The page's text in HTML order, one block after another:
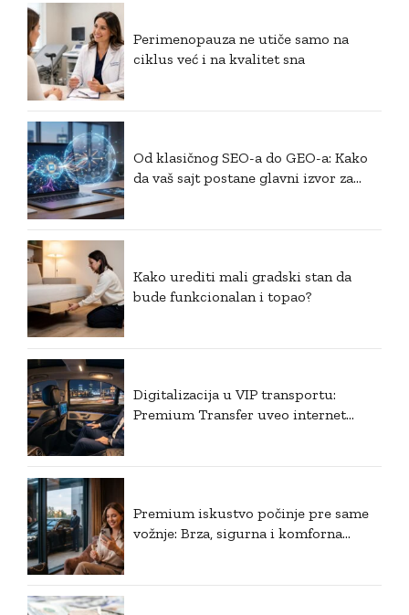
Perimenopauza ne utiče samo na
ciklus već i na kvalitet sna
Od klasičnog SEO-a do GEO-a: Kako
da vaš sajt postane glavni izvor za
Kako urediti mali gradski stan da
bude funkcionalan i topao?
Digitalizacija u VIP transportu:
Premium Transfer uveo internet
Premium iskustvo počinje pre same
vožnje: Brza, sigurna i komforna